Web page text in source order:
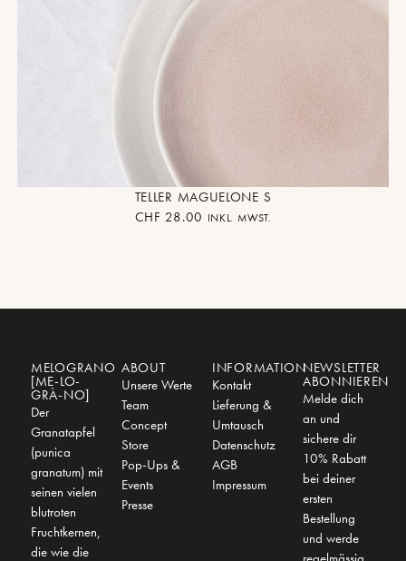
TELLER MAGUELONE S
CHF 28.00 INKL. MWST.
MELOGRANO
[ME-LO-
GRÀ-NO]
Der
Granatapfel
(punica
granatum) mit
seinen vielen
blutroten
Fruchtkernen,
die wie die
ABOUT
Unsere Werte
Team
Concept
Store
Pop-Ups &
Events
Presse
INFORMATION
Kontakt
Lieferung &
Umtausch
Datenschutz
AGB
Impressum
NEWSLETTER
ABONNIEREN
Melde dich
an und
sichere dir
10% Rabatt
bei deiner
ersten
Bestellung
und werde